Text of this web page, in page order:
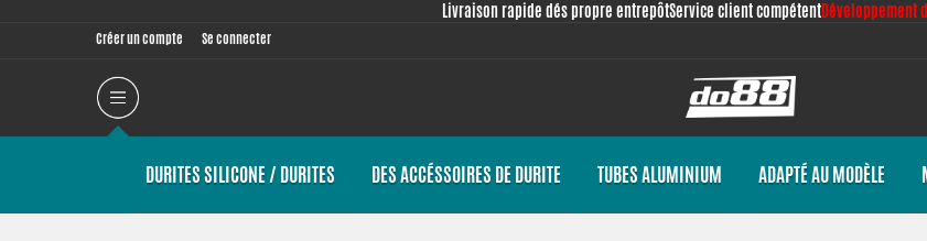
Livraison rapide dés propre entrepôtService client compétentDéveloppement
Créer un compte Se connecter
DURITES SILICONE / DURITES DES ACCÉSSOIRES DE DURITE TUBES ALUMINIUM ADAPTÉ AU MODÈLE